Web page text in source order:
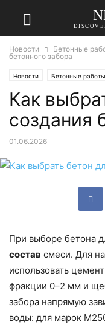
Новости Бетонные
бетонного забора
Новости Бетонные работы
Как
создания
01.06.2026
При выборе бетона
состав смеси. Для
использовать
фракции 0–2 мм и
забора напрямую
воды: для марок